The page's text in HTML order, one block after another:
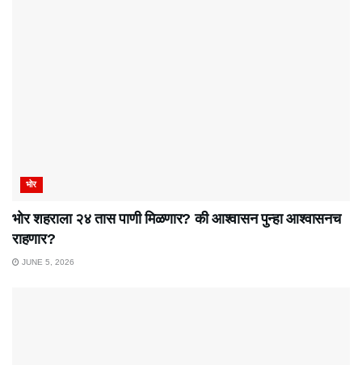
भोर
भोर शहराला २४ तास पाणी मिळणार? की आश्वासन पुन्हा आश्वासनच
राहणार?
JUNE 5, 2026